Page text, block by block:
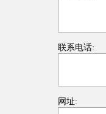
联系电话:
网址: